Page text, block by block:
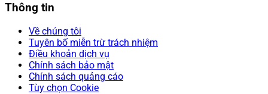
Thông tin
Về chúng tôi
Tuyên bố miễn trừ trách nhiệm
Điều khoản dịch vụ
Chính sách bảo mật
Chính sách quảng cáo
Tùy chọn Cookie